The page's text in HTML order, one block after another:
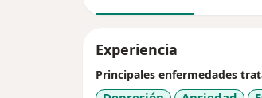
Experiencia
Principales enfermedades